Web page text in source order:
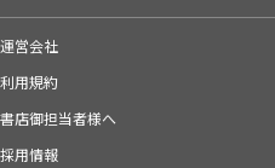
運営会社
利用規約
書店御担当者様へ
採用情報